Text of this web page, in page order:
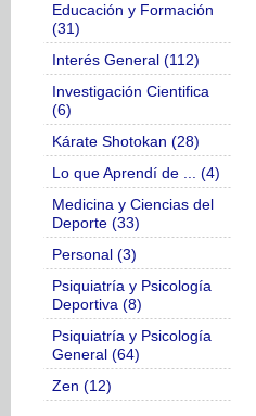
Educación y Formación
(31)
Interés General (112)
Investigación Cientifica
(6)
Kárate Shotokan (28)
Lo que Aprendí de ... (4)
Medicina y Ciencias del
Deporte (33)
Personal (3)
Psiquiatría y Psicología
Deportiva (8)
Psiquiatría y Psicología
General (64)
Zen (12)